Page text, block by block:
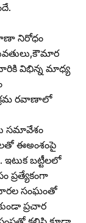
నిరోధం
విభిన్న మాధ్య
రవాణాలో
సమావేశం
ఈఅంశంపై
బట్టీలలో
ప్రత్యేకంగా
సంఘంతో
ప్రచార